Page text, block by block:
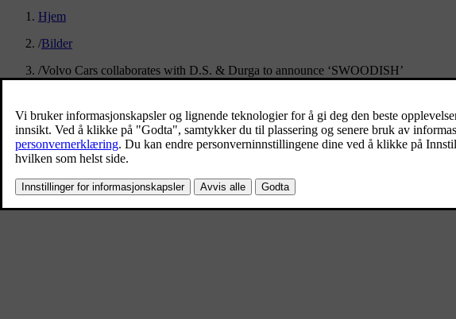
Hjem
/Bilder
/Volvo Cars collaborates with D.S. & Durga to announce ‘SWOODISH’